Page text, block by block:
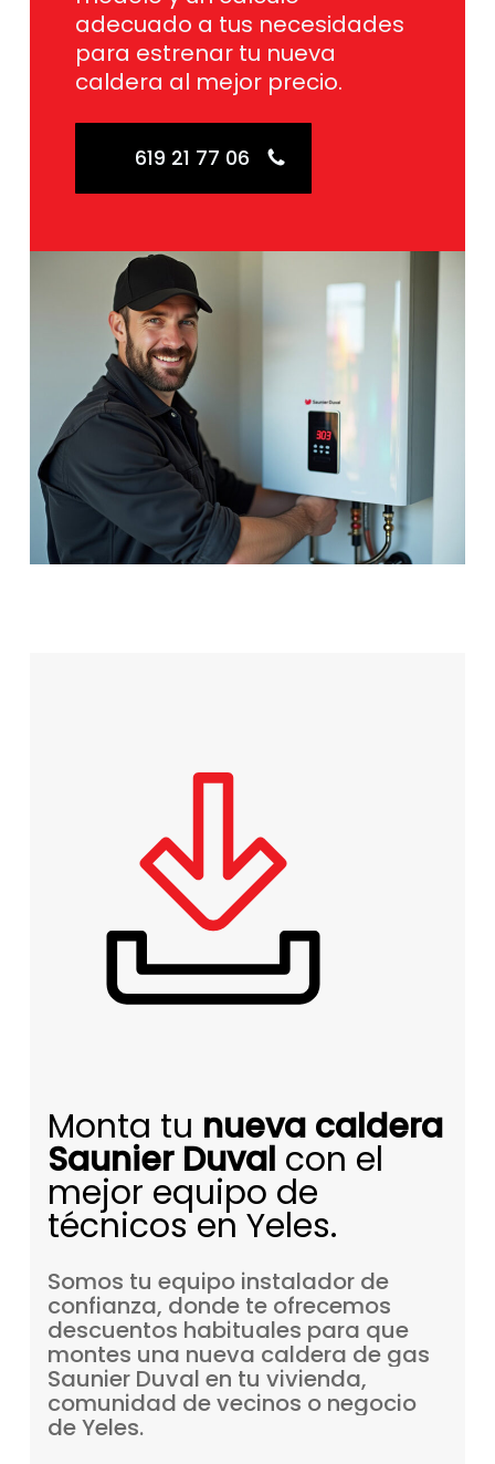
adecuado a tus necesidades
para estrenar tu nueva
caldera al mejor precio.
619 21 77 06
Monta tu nueva caldera
Saunier Duval con el
mejor equipo de
técnicos en Yeles.
Somos tu equipo instalador de
confianza, donde te ofrecemos
descuentos habituales para que
montes una nueva caldera de gas
Saunier Duval en tu vivienda,
comunidad devecinos o negocio
deYeles.